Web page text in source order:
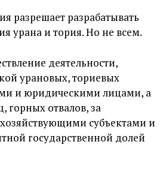
разрешает разрабатывать
урана и тория. Но не всем.
деятельности,
урановых, ториевых
и юридическими лицами, а
горных отвалов, за
субъектами и
государственной долей